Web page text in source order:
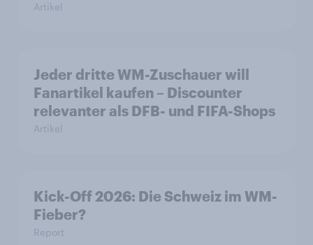
Artikel
Jeder dritte WM-Zuschauer will
Fanartikel kaufen – Discounter
relevanter als DFB- und FIFA-Shops
Artikel
Kick-Off 2026: Die Schweiz im WM-
Fieber?​
Report